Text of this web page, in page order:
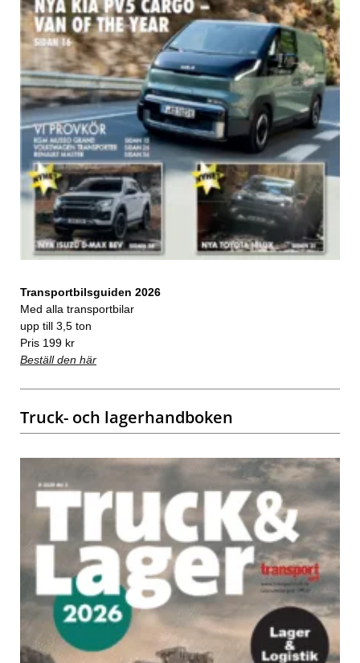
Transportbilsguiden 2026
Med alla transportbilar
upp till 3,5 ton
Pris 199 kr
Beställ den här
Truck- och lagerhandboken